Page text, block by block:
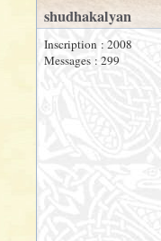
shudhakalyan
Inscription : 2008
Messages : 299